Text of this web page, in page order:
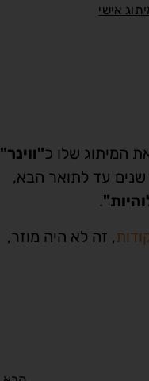
אישי
המיתוג שלו כ"ווינר"
. למרות שהוא נאלץ לחכות 9 שנים עד לתואר הבא,
.
, זה לא היה מוזר,